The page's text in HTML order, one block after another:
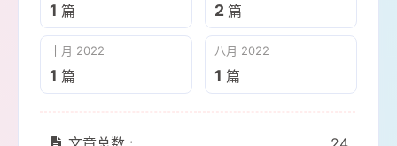
1 篇 2 篇
十月 2022
1 篇
八月 2022
1 篇